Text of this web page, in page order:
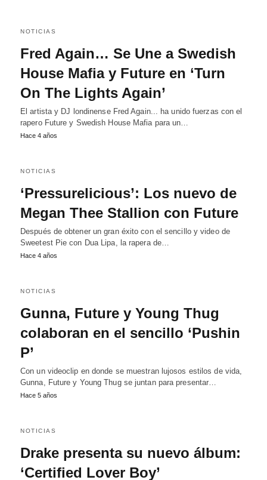
NOTICIAS
Fred Again… Se Une a Swedish
House Mafia y Future en ‘Turn
On The Lights Again’
El artista y DJ londinense Fred Again... ha unido fuerzas con el
rapero Future y Swedish House Mafia para un…
Hace 4 años
NOTICIAS
‘Pressurelicious’: Los nuevo de
Megan Thee Stallion con Future
Después de obtener un gran éxito con el sencillo y video de
Sweetest Pie con Dua Lipa, la rapera de…
Hace 4 años
NOTICIAS
Gunna, Future y Young Thug
colaboran en el sencillo ‘Pushin
P’
Con un videoclip en donde se muestran lujosos estilos de vida,
Gunna, Future y Young Thug se juntan para presentar…
Hace 5 años
NOTICIAS
Drake presenta su nuevo álbum:
‘Certified Lover Boy’